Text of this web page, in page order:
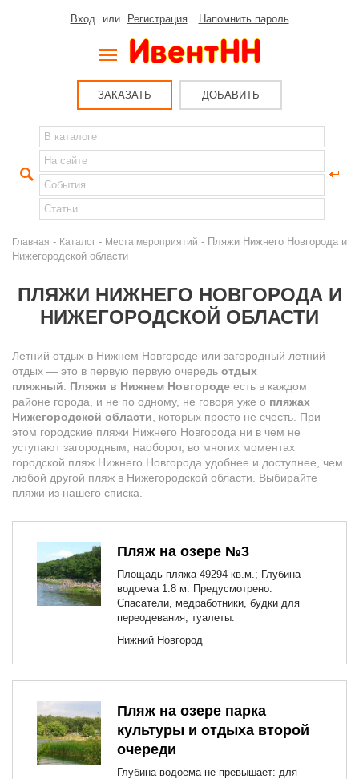
Вход или Регистрация Напомнить пароль
ЗАКАЗАТЬ ДОБАВИТЬ
Главная - Каталог - Места мероприятий - Пляжи Нижнего Новгорода и
Нижегородской области
ПЛЯЖИ НИЖНЕГО НОВГОРОДА И
НИЖЕГОРОДСКОЙ ОБЛАСТИ
Летний отдых в Нижнем Новгороде или загородный летний
отдых — это в первую первую очередь отдых
пляжный
Пляжи в Нижнем Новгороде есть в каждом
районе города, и не по одному, не говоря уже о пляжах
Нижегородской области , которых просто не счесть. При
этом городские пляжи Нижнего Новгорода ни в чем не
уступают загородным, наоборот, во многих моментах
городской пляж Нижнего Новгорода удобнее и доступнее, чем
любой другой пляж в Нижегородской области. Выбирайте
пляжи из нашего списка.
Пляж на озере №3
Площадь пляжа 49294 кв.м.; Глубина
водоема 1.8 м. Предусмотрено:
Спасатели, медработники, будки для
переодевания, туалеты.
Нижний Новгород
Пляж на озере парка
культуры и отдыха второй
очереди
Глубина водоема не превышает: для